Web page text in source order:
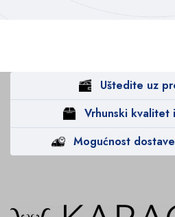
Uštedite uz
Vrhunski kvalitet
Mogućnost